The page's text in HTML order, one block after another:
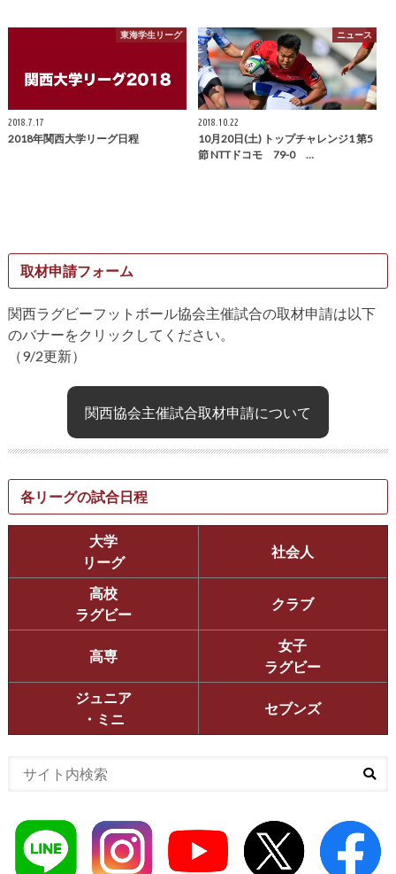
東海学生リーグ
2018.7.17
2018年関西大学リーグ日程
ニュース
2018.10.22
10月20日(土) トップチャレンジ1 第5
節 NTTドコモ 79-0 …
取材申請フォーム
関西ラグビーフットボール協会主催試合の取材申請は以下
のバナーをクリックしてください。
（9/2更新）
関西協会主催試合取材申請について
各リーグの試合日程
大学
リーグ
社会人
高校
ラグビー
クラブ
高専
女子
ラグビー
ジュニア
・ミニ
セブンズ